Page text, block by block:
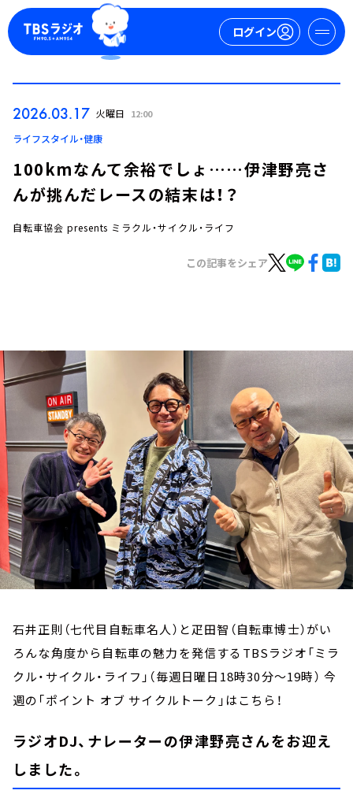
ログイン
ログイン
お知らせ
イベント・グッズ
YouTube
会社情報
2026.03.17 火曜日 12:00
ライフスタイル・健康
100kmなんて余裕でしょ……伊津野亮さ
んが挑んだレースの結末は！？
自転車協会 presents ミラクル・サイクル・ライフ
この記事をシェア
石井正則（七代目自転車名人）と疋田智（自転車博士）がい
ろんな角度から自転車の魅力を発信するTBSラジオ「ミラ
クル・サイクル・ライフ」（毎週日曜日18時30分～19時） 今
週の「ポイント オブ サイクルトーク」はこちら！
ラジオDJ、ナレーターの伊津野亮さんをお迎え
しました。